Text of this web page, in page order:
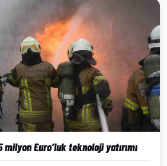
Euro’luk teknoloji yatırımı